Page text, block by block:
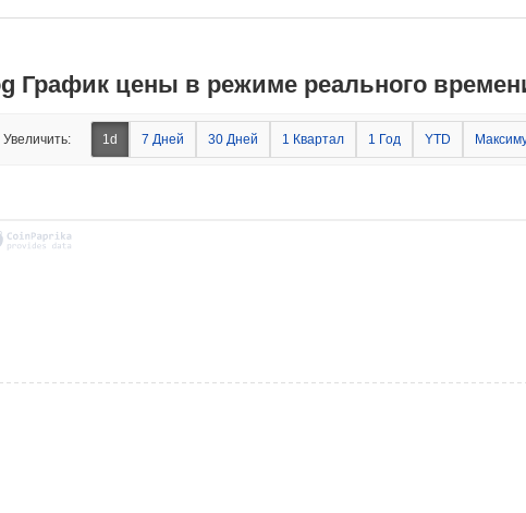
График цены в режиме реального
Увеличить: 1d 7 Дней 30 Дней 1 Квартал 1 Год YTD